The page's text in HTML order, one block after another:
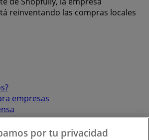
reinventando las compras locales
empresas
por tu privacidad